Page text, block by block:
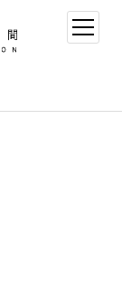
open
menu